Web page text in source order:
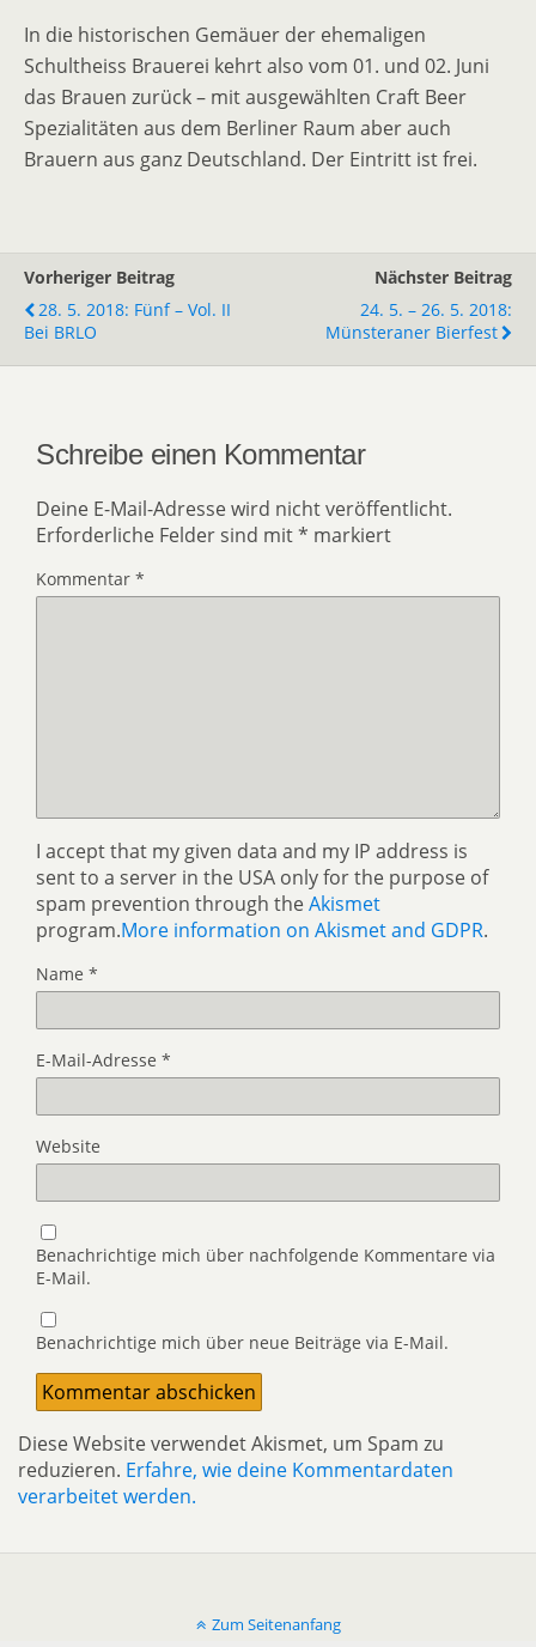
In die historischen Gemäuer der ehemaligen
Schultheiss Brauerei kehrt also vom 01. und 02. Juni
das Brauen zurück – mit ausgewählten Craft Beer
Spezialitäten aus dem Berliner Raum aber auch
Brauern aus ganz Deutschland. Der Eintritt ist frei.
Vorheriger Beitrag
28. 5. 2018: Fünf – Vol. II
Bei BRLO
Nächster Beitrag
24. 5. – 26. 5. 2018:
Münsteraner Bierfest
Schreibe einen Kommentar
Deine E-Mail-Adresse wird nicht veröffentlicht.
Erforderliche Felder sind mit* markiert
Kommentar *
I accept that my given data and my IP address is
sent to a server in the USA only for the purpose of
spam prevention through theAkismet
program.More information on Akismet and GDPR.
Name *
E-Mail-Adresse *
Website
Benachrichtige mich über nachfolgende Kommentare via
E-Mail.
Benachrichtige mich über neue Beiträge via E-Mail.
Diese Website verwendet Akismet, um Spam zu
reduzieren. Erfahre, wie deine Kommentardaten
verarbeitet werden.
Zum Seitenanfang